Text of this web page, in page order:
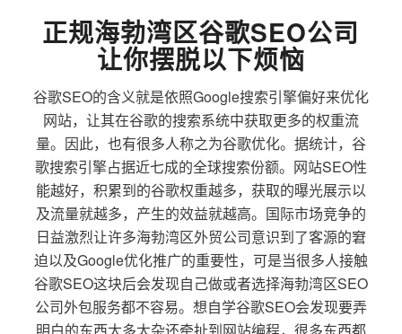
正规海勃湾区谷歌SEO公司
让你摆脱以下烦恼
谷歌SEO的含义就是依照Google搜索引擎偏好来优化
网站，让其在谷歌的搜索系统中获取更多的权重流
量。因此，也有很多人称之为谷歌优化。据统计，谷
歌搜索引擎占据近七成的全球搜索份额。网站SEO性
能越好，积累到的谷歌权重越多，获取的曝光展示以
及流量就越多，产生的效益就越高。国际市场竞争的
日益激烈让许多海勃湾区外贸公司意识到了客源的窘
迫以及Google优化推广的重要性，可是当很多人接触
谷歌SEO这块后会发现自己做或者选择海勃湾区SEO
公司外包服务都不容易。想自学谷歌SEO会发现要弄
明白的东西太多太杂还牵扯到网站编程，很多东西都